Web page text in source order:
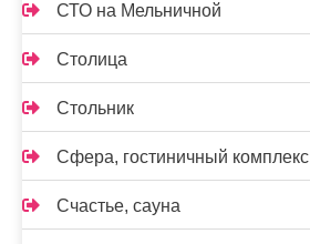
СТО на Мельничной
Столица
Стольник
Сфера, гостиничный комплекс
Счастье, сауна